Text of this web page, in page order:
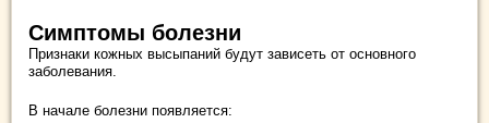
Симптомы болезни
Признаки кожных высыпаний будут зависеть от основного
заболевания.
В начале болезни появляется: